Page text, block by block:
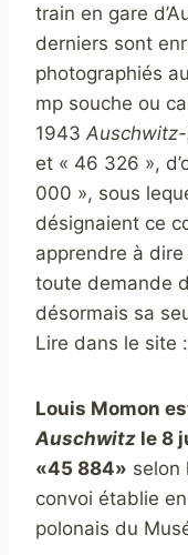
train en gare
derniers sont
photographiés au
mp souche ou
1943
et « 46 326 »,
000 », sous
désignaient ce
apprendre à
toute demande
désormais sa
Lire dans le site :
Louis Momon
Auschwitz le 8
«45 884» selon
convoi établie
polonais du